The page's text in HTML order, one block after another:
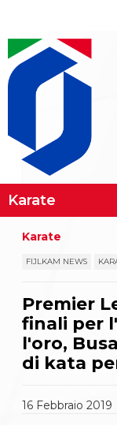
Norme e
Classifica
Karate
FIJLKAM NEWS
Premier
finali per
l'oro,
di kata
16 Febbraio2019